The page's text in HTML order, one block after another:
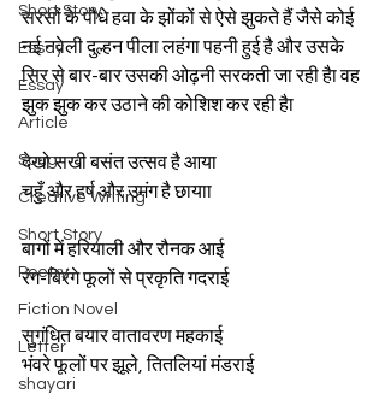
Short Story
Essay
Essay
Article
Song
Creative Writing
Short Story
Poetry
Fiction Novel
Letter
shayari
सरसों के पौधे हवा के झोंकों से ऐसे झुकते हैं जैसे कोई
नई नवेली दुल्हन पीला लहंगा पहनी हुई है और उसके
सिर से बार-बार उसकी ओढ़नी सरकती जा रही हैा वह
झुक झुक कर उठाने की कोशिश कर रही हैा
देखो सखी बसंत उत्सव है आया
चहुँ और हर्ष और उमंग है छायाा
बागों में हरियाली और रौनक आई
रंग-बिरंगे फूलों से प्रकृति गदराई
सुगंधित बयार वातावरण महकाई
भंवरे फूलों पर झूले, तितलियां मंडराई